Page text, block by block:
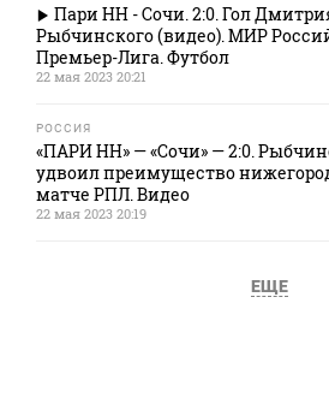
Пари НН - Сочи. 2:0. Гол
Рыбчинского (видео). МИР
Премьер-Лига. Футбол
22 мая 2023 20:21
РОССИЯ
«ПАРИ НН» — «Сочи» — 2:0.
удвоил преимущество
матче РПЛ. Видео
22 мая 2023 20:19
ЕЩЕ